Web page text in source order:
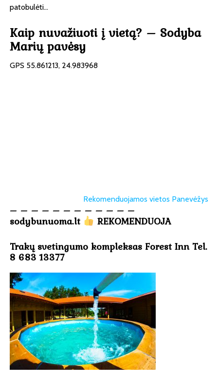
patobulėti…
Kaip nuvažiuoti į vietą? – Sodyba
Marių pavėsy
GPS 55.861213, 24.983968
Rekomenduojamos vietos Panevėžys
– – – – – – – – – – – –
sodybunuoma.lt
REKOMENDUOJA
Trakų svetingumo kompleksas Forest Inn Tel.
8 683 13377